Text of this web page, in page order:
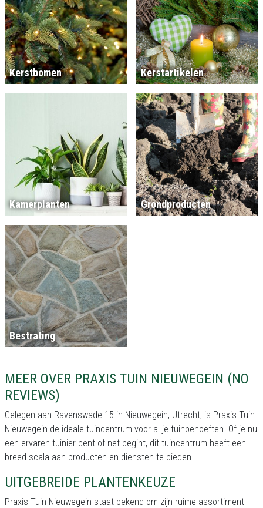
Kerstbomen Kerstartikelen
Kamerplanten Grondproducten
Bestrating
MEER OVER PRAXIS TUIN NIEUWEGEIN (NO
REVIEWS)
Gelegen aan Ravenswade 15 in Nieuwegein, Utrecht, is Praxis Tuin
Nieuwegein de ideale tuincentrum voor al je tuinbehoeften. Of je nu
een ervaren tuinier bent of net begint, dit tuincentrum heeft een
breed scala aan producten en diensten te bieden.
UITGEBREIDE PLANTENKEUZE
Praxis Tuin Nieuwegein staat bekend om zijn ruime assortiment